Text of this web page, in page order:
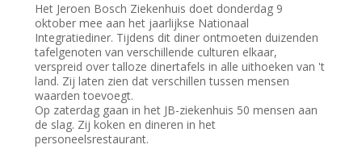
Het Jeroen Bosch Ziekenhuis doet donderdag 9
oktober mee aan het jaarlijkse Nationaal
Integratiediner. Tijdens dit diner ontmoeten duizenden
tafelgenoten van verschillende culturen elkaar,
verspreid over talloze dinertafels in alle uithoeken van 't
land. Zij laten zien dat verschillen tussen mensen
waarden toevoegt.
Op zaterdag gaan in het JB-ziekenhuis 50 mensen aan
de slag. Zij koken en dineren in het
personeelsrestaurant.